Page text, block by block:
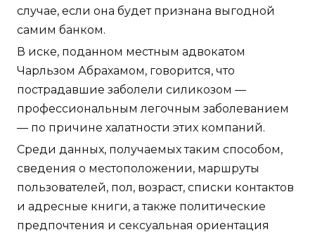
случае, если она будет признана выгодной
самим банком.
В иске, поданном местным адвокатом
Чарльзом Абрахамом, говорится, что
пострадавшие заболели силикозом —
профессиональным легочным заболеванием
— по причине халатности этих компаний.
Среди данных, получаемых таким способом,
сведения о местоположении, маршруты
пользователей, пол, возраст, списки контактов
и адресные книги, а также политические
предпочтения и сексуальная ориентация